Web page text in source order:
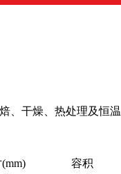
、干燥、热处理及恒温
容积